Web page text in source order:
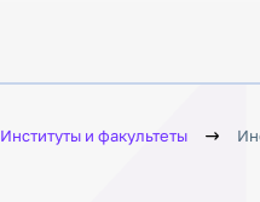
Институты и факультеты